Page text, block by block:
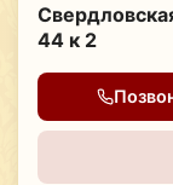
44 к 2